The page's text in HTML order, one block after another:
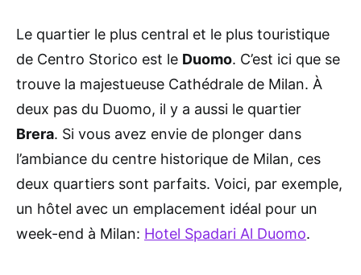
Le quartier le plus central et le plus touristique
de Centro Storico est le Duomo. C’est ici que se
trouve la majestueuse Cathédrale de Milan. À
deux pas du Duomo, il y a aussi le quartier
Brera. Si vous avez envie de plonger dans
l’ambiance du centre historique de Milan, ces
deux quartiers sont parfaits. Voici, par exemple,
un hôtel avec un emplacement idéal pour un
week-end à Milan: Hotel Spadari Al Duomo.